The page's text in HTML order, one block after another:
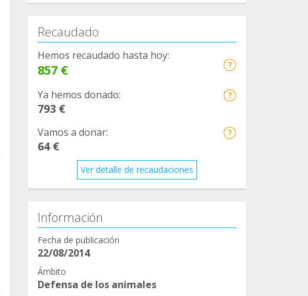
Recaudado
Hemos recaudado hasta hoy:
857 €
Ya hemos donado:
793 €
Vamos a donar:
64 €
Ver detalle de recaudaciones
Información
Fecha de publicación
22/08/2014
Ámbito
Defensa de los animales